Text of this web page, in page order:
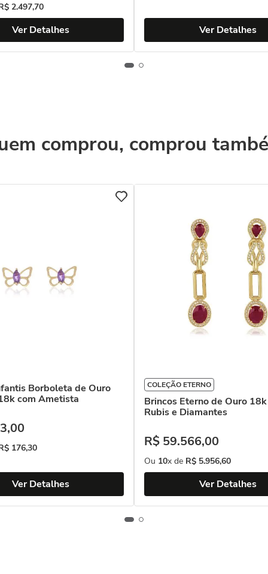
2.497,70
Ver Detalhes Ver Detalhes
comprou, comprou
Borboleta de Ouro
com Ametista
,00
176,30
Ver Detalhes
COLEÇÃO ETERNO
Brincos Eterno de Ouro
Rubis e Diamantes
R$ 59.566,00
Ou 10x de R$ 5.956,60
Ver Detalhes